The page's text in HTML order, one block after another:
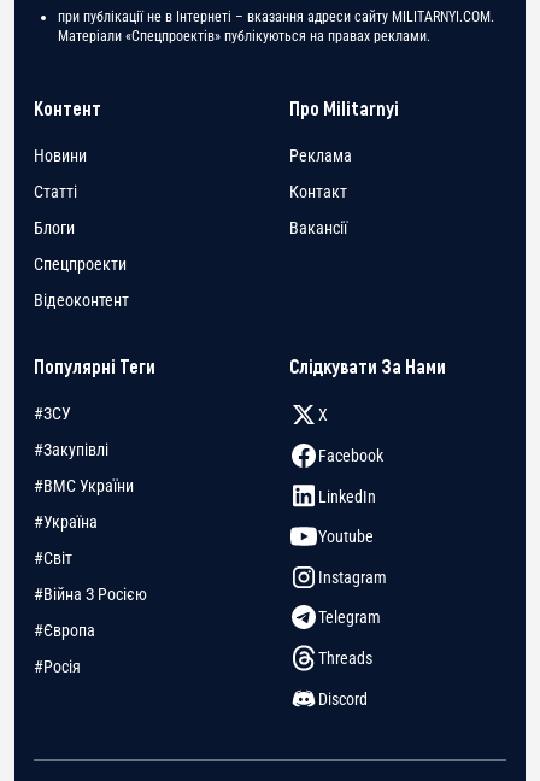
при публікації не в Інтернеті – вказання адреси сайту MILITARNYI.COM.
Матеріали «Спецпроектів» публікуються на правах реклами.
Контент
Новини
Статті
Блоги
Спецпроекти
Відеоконтент
Про Militarnyi
Реклама
Контакт
Вакансії
Популярні Теги
#ЗСУ
#Закупівлі
#ВМС України
#Україна
#Світ
#Війна З Росією
#Європа
#Росія
Слідкувати За Нами
X
Facebook
LinkedIn
Youtube
Instagram
Telegram
Threads
Discord